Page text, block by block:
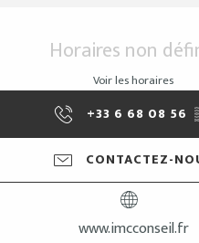
Horaires non
Voir les horaires
+33 6 68 08 56
CONTACTEZ-
www.imcconseil.fr